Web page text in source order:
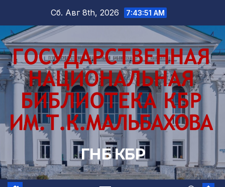
содержимому
Сб. Авг 8th, 2026 7:43:52 AM
ГНБ КБР